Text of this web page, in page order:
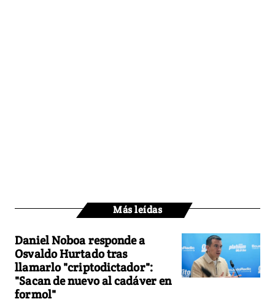
Más leídas
Daniel Noboa responde a
Osvaldo Hurtado tras
llamarlo "criptodictador":
"Sacan de nuevo al cadáver en
formol"